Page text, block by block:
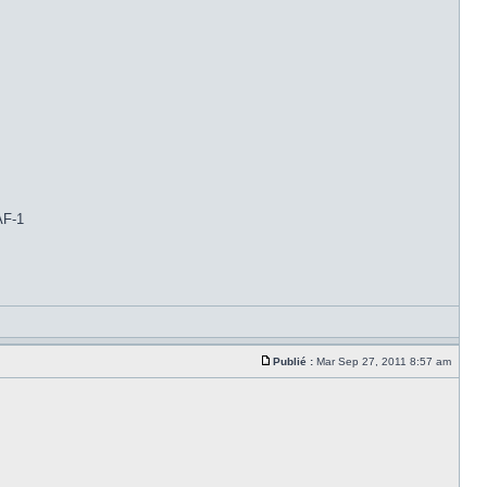
1
Publié : Mar Sep 27, 2011 8:57 am